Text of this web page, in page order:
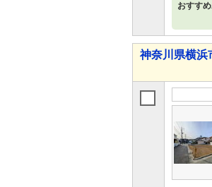
おすす
神奈川県横浜